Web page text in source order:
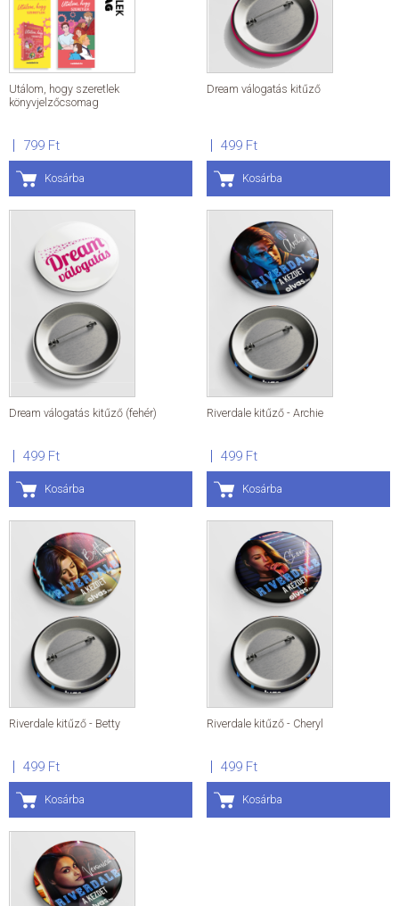
Utálom, hogy szeretlek
könyvjelzőcsomag
799 Ft
Kosárba
Dream válogatás kitűző
499 Ft
Kosárba
Dream válogatás kitűző (fehér)
499 Ft
Kosárba
Riverdale kitűző - Archie
499 Ft
Kosárba
Riverdale kitűző - Betty
499 Ft
Kosárba
Riverdale kitűző - Cheryl
499 Ft
Kosárba